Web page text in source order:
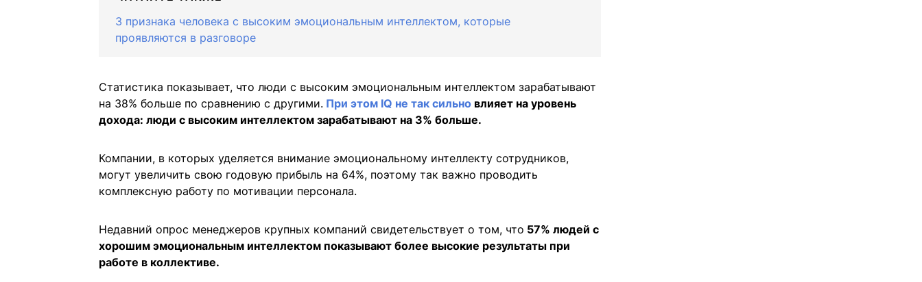
3 признака человека с высоким эмоциональным интеллектом, которые
проявляются в разговоре
Статистика показывает, что люди с высоким эмоциональным интеллектом зарабатывают
на 38% больше по сравнению с другими. При этом IQ не так сильно влияет на уровень
дохода: люди с высоким интеллектом зарабатывают на 3% больше.
Компании, в которых уделяется внимание эмоциональному интеллекту сотрудников,
могут увеличить свою годовую прибыль на 64%, поэтому так важно проводить
комплексную работу по мотивации персонала.
Недавний опрос менеджеров крупных компаний свидетельствует о том, что 57% людей с
хорошим эмоциональным интеллектом показывают более высокие результаты при
работе в коллективе.